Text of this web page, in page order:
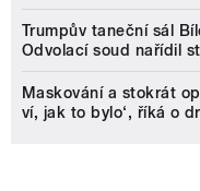
Trumpův taneční sál
Odvolací soud nařídil
Maskování a stokrát
ví, jak to bylo‘, říká o